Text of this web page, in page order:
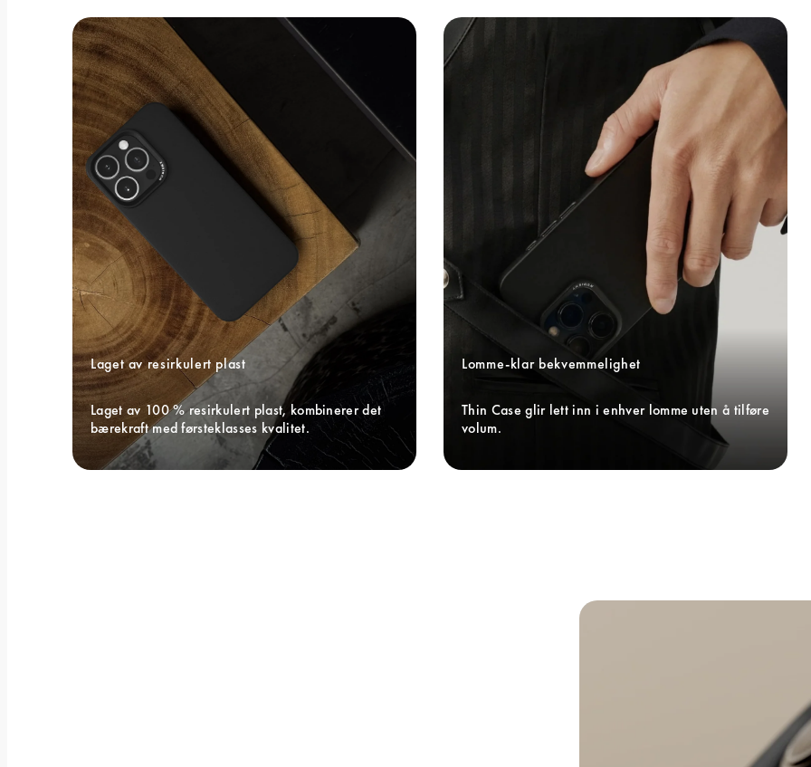
Laget av resirkulert plast
Laget av 100 % resirkulert plast, kombinerer det
bærekraft med førsteklasses kvalitet.
Lomme-klar bekvemmelighet
Thin Case glir lett inn i enhver lomme uten å tilføre
volum.